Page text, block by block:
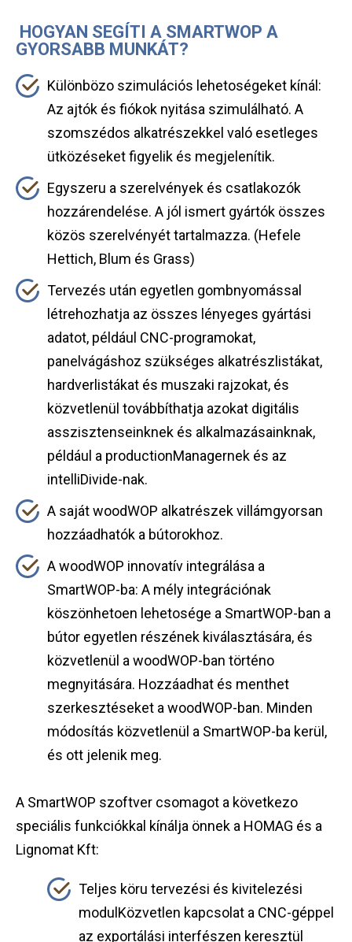
HOGYAN SEGÍTI A SMARTWOP A
GYORSABB MUNKÁT?
Különbözo szimulációs lehetoségeket kínál:
Az ajtók és fiókok nyitása szimulálható. A
szomszédos alkatrészekkel való esetleges
ütközéseket figyelik és megjelenítik.
Egyszeru a szerelvények és csatlakozók
hozzárendelése. A jól ismert gyártók összes
közös szerelvényét tartalmazza. (Hefele
Hettich, Blum és Grass)
Tervezés után egyetlen gombnyomással
létrehozhatja az összes lényeges gyártási
adatot, például CNC-programokat,
panelvágáshoz szükséges alkatrészlistákat,
hardverlistákat és muszaki rajzokat, és
közvetlenül továbbíthatja azokat digitális
asszisztenseinknek és alkalmazásainknak,
például a productionManagernek és az
intelliDivide-nak.
A saját woodWOP alkatrészek villámgyorsan
hozzáadhatók a bútorokhoz.
A woodWOP innovatív integrálása a
SmartWOP-ba: A mély integrációnak
köszönhetoen lehetosége a SmartWOP-ban a
bútor egyetlen részének kiválasztására, és
közvetlenül a woodWOP-ban történo
megnyitására. Hozzáadhat és menthet
szerkesztéseket a woodWOP-ban. Minden
módosítás közvetlenül a SmartWOP-ba kerül,
és ott jelenik meg.
A SmartWOP szoftver csomagot a következo
speciális funkciókkal kínálja önnek a HOMAG és a
Lignomat Kft:
​Teljes köru tervezési és kivitelezési
modulKözvetlen kapcsolat a CNC-géppel
az exportálási interfészen keresztül